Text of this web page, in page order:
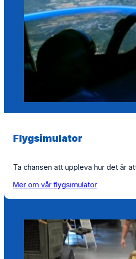
Flygsimulator
Ta chansen att uppleva hur det är
Mer om vår flygsimulator